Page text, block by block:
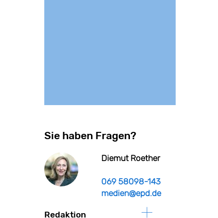
Sie haben Fragen?
Diemut Roether
069 58098-143
medien@epd.de
Redaktion